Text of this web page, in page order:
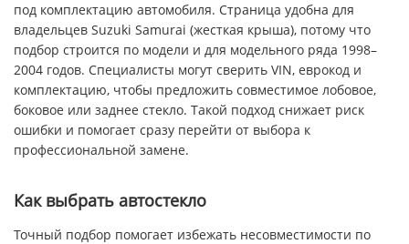
под комплектацию автомобиля. Страница удобна для
владельцев Suzuki Samurai (жесткая крыша), потому что
подбор строится по модели и для модельного ряда 1998–
2004 годов. Специалисты могут сверить VIN, еврокод и
комплектацию, чтобы предложить совместимое лобовое,
боковое или заднее стекло. Такой подход снижает риск
ошибки и помогает сразу перейти от выбора к
профессиональной замене.
Как выбрать автостекло
Точный подбор помогает избежать несовместимости по